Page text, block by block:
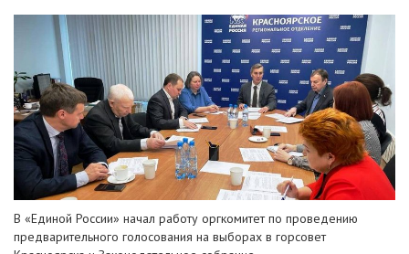
В «Единой России» начал работу оргкомитет по проведению
предварительного голосования на выборах в горсовет